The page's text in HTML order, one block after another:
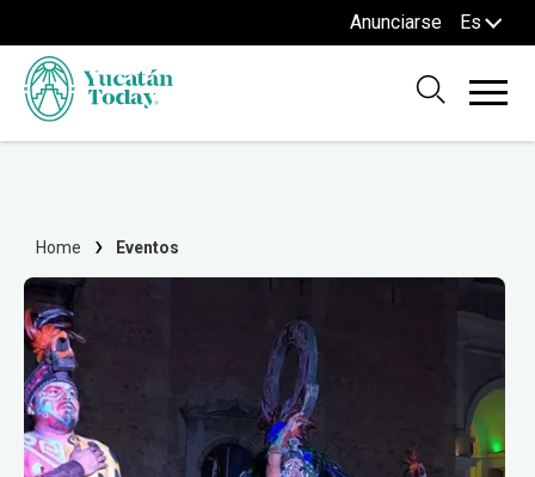
Anunciarse Es
Home Eventos